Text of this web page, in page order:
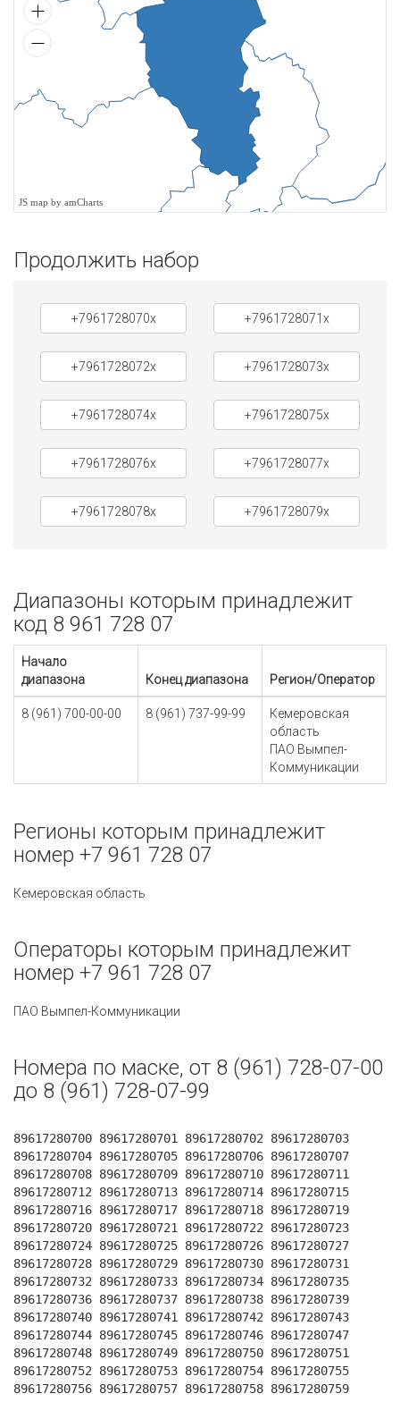
JS map by amCharts
Продолжить набор
+7961728070x +7961728071x
+7961728072x +7961728073x
+7961728074x +7961728075x
+7961728076x +7961728077x
+7961728078x +7961728079x
Диапазоны которым принадлежит
код 8 961 728 07
Начало
диапазона
Конец диапазона Регион/Оператор
8 (961) 700-00-00 8 (961) 737-99-99
Кемеровская
область
ПАО Вымпел-
Коммуникации
Регионы которым принадлежит
номер +7 961 728 07
Кемеровская область
Операторы которым принадлежит
номер +7 961 728 07
ПАО Вымпел-Коммуникации
Номера по маске, от 8 (961) 728-07-00
до 8 (961) 728-07-99
89617280700 89617280701 89617280702 89617280703
89617280704 89617280705 89617280706 89617280707
89617280708 89617280709 89617280710 89617280711
89617280712 89617280713 89617280714 89617280715
89617280716 89617280717 89617280718 89617280719
89617280720 89617280721 89617280722 89617280723
89617280724 89617280725 89617280726 89617280727
89617280728 89617280729 89617280730 89617280731
89617280732 89617280733 89617280734 89617280735
89617280736 89617280737 89617280738 89617280739
89617280740 89617280741 89617280742 89617280743
89617280744 89617280745 89617280746 89617280747
89617280748 89617280749 89617280750 89617280751
89617280752 89617280753 89617280754 89617280755
89617280756 89617280757 89617280758 89617280759